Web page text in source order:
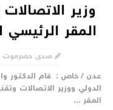
وزير الاتصالات
المقر
صدى حضرموت
/ خاص : قام الدكتور واعد
ووزير الاتصالات
...